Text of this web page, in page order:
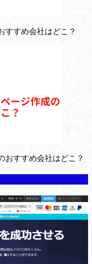
すすめ会社はどこ？
おすすめ会社はどこ？